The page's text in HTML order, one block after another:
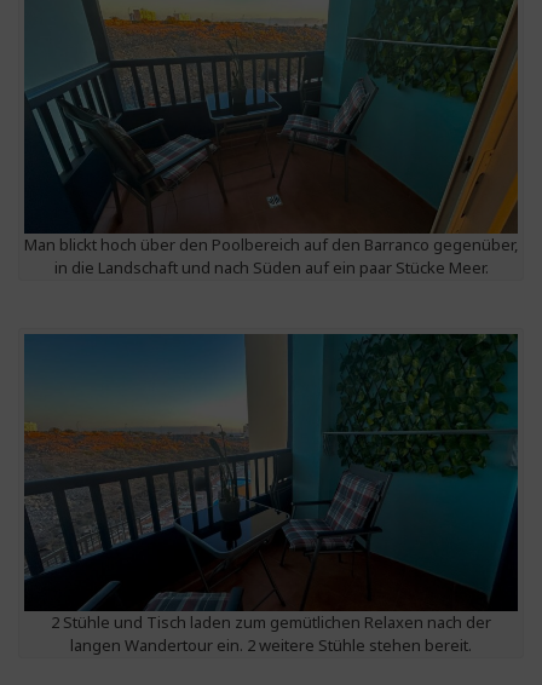
Man blickt hoch über den Poolbereich auf den Barranco gegenüber,
in die Landschaft und nach Süden auf ein paar Stücke Meer.
2 Stühle und Tisch laden zum gemütlichen Relaxen nach der
langen Wandertour ein. 2 weitere Stühle stehen bereit.